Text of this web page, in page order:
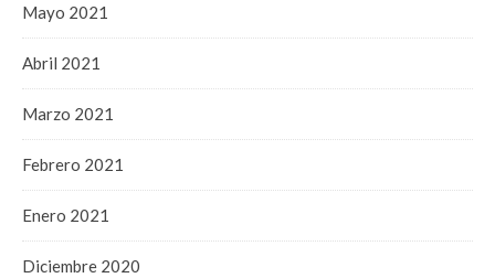
Mayo 2021
Abril 2021
Marzo 2021
Febrero 2021
Enero 2021
Diciembre 2020